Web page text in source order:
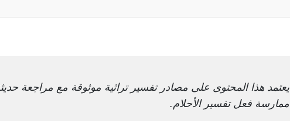
يعتمد هذا المحتوى على مصادر تفسير تراثية موثوقة مع مراجعة
ممارسة فعل تفسير الأحلام.